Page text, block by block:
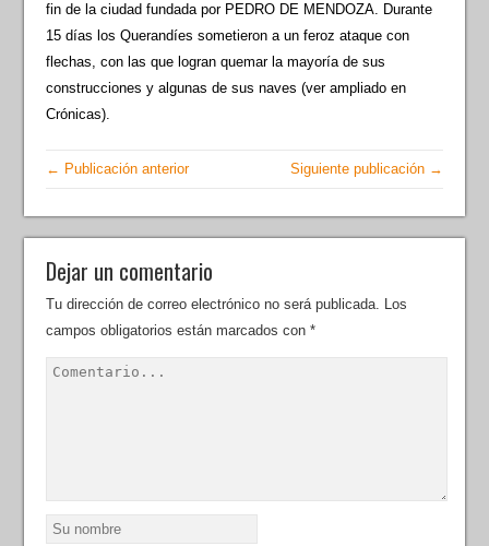
fin de la ciudad fundada por PEDRO DE MENDOZA. Durante
15 días los Querandíes sometieron a un feroz ataque con
flechas, con las que logran quemar la mayoría de sus
construcciones y algunas de sus naves (ver ampliado en
Crónicas).
← Publicación anterior Siguiente publicación →
Dejar un comentario
Tu dirección de correo electrónico no será publicada. Los
campos obligatorios están marcados con*